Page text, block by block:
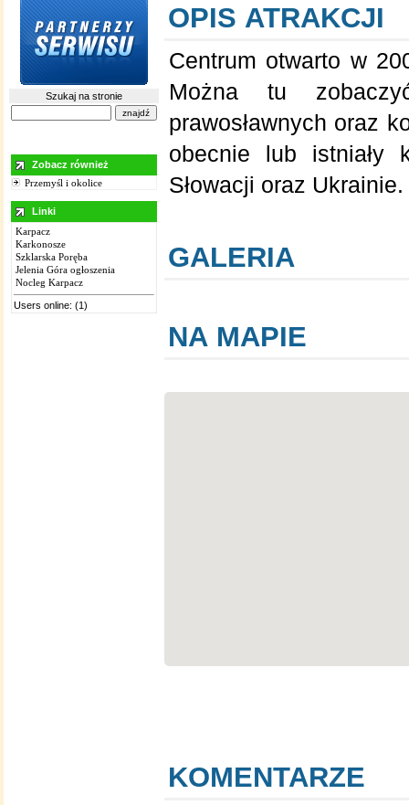
Szukaj na stronie
Zobacz również
Przemyśl i okolice
Linki
Karpacz
Karkonosze
Szklarska Poręba
Jelenia Góra ogłoszenia
Nocleg Karpacz
Users online: (1)
OPIS ATRAKCJI
Centrum otwarto w
Można tu
prawosławnych oraz
obecnie lub istniały
Słowacji oraz
GALERIA
NA MAPIE
KOMENTARZE